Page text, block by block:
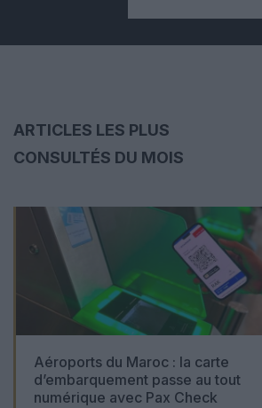
ARTICLES LES PLUS
CONSULTÉS DU MOIS
Aéroports du Maroc : la carte
d’embarquement passe au tout
numérique avec Pax Check